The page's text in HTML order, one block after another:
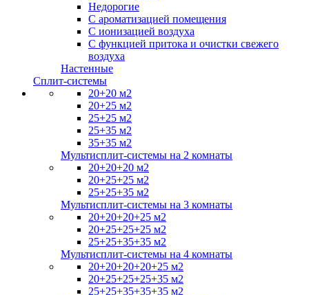
Недорогие
С ароматизацией помещения
С ионизацией воздуха
С функцией притока и очистки свежего
воздуха
Настенные
Сплит-системы
20+20 м2
20+25 м2
25+25 м2
25+35 м2
35+35 м2
Мультисплит-системы на 2 комнаты
20+20+20 м2
20+25+25 м2
25+25+35 м2
Мультисплит-системы на 3 комнаты
20+20+20+25 м2
20+25+25+25 м2
25+25+35+35 м2
Мультисплит-системы на 4 комнаты
20+20+20+20+25 м2
20+25+25+25+35 м2
25+25+35+35+35 м2